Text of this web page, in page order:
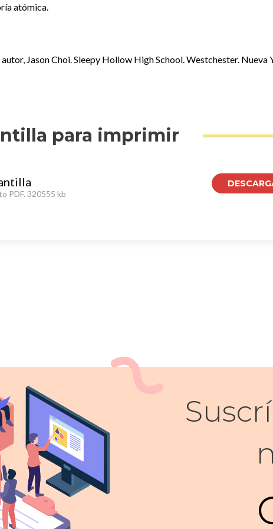
atómica.
Jason Choi. Sleepy Hollow High School. Westchester. Nueva
para imprimir
PDF. 320555 kb